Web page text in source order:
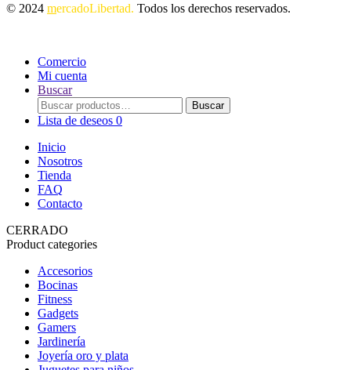
© 2024 mercadoLibertad. Todos los derechos reservados.
Comercio
Mi cuenta
Buscar
Buscar
por:
Buscar
Lista de deseos 0
Inicio
Nosotros
Tienda
FAQ
Contacto
CERRADO
Product categories
Accesorios
Bocinas
Fitness
Gadgets
Gamers
Jardinería
Joyería oro y plata